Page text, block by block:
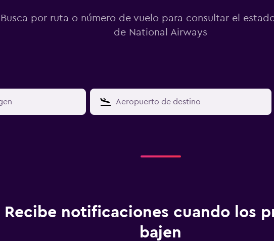
Busca por ruta o número de vuelo para consultar el
de National Airways
Recibe notificaciones cuando los
bajen